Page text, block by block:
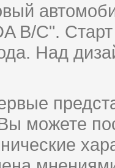
B/C".
Над
можете